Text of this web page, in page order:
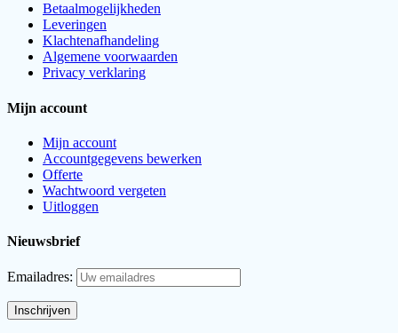
Betaalmogelijkheden
Leveringen
Klachtenafhandeling
Algemene voorwaarden
Privacy verklaring
Mijn account
Mijn account
Accountgegevens bewerken
Offerte
Wachtwoord vergeten
Uitloggen
Nieuwsbrief
Emailadres: